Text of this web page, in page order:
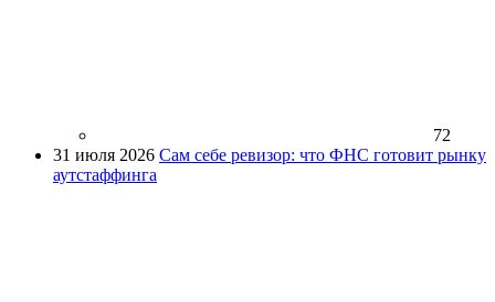
72
31 июля 2026 Сам себе ревизор: что ФНС готовит рынку
аутстаффинга